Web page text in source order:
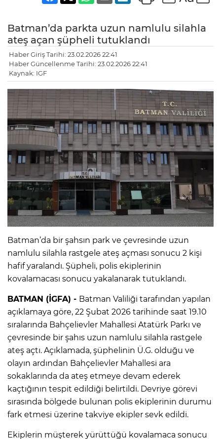
Batman’da parkta uzun namlulu silahla
ateş açan şüpheli tutuklandı
Haber Giriş Tarihi: 23.02.2026 22:41
Haber Güncellenme Tarihi: 23.02.2026 22:41
Kaynak: IGF
Batman’da bir şahsın park ve çevresinde uzun
namlulu silahla rastgele ateş açması sonucu 2 kişi
hafif yaralandı. Şüpheli, polis ekiplerinin
kovalamacası sonucu yakalanarak tutuklandı.
BATMAN (İGFA) - Batman Valiliği tarafından yapılan
açıklamaya göre, 22 Şubat 2026 tarihinde saat 19.10
sıralarında Bahçelievler Mahallesi Atatürk Parkı ve
çevresinde bir şahıs uzun namlulu silahla rastgele
ateş açtı. Açıklamada, şüphelinin Ü.G. olduğu ve
olayın ardından Bahçelievler Mahallesi ara
sokaklarında da ateş etmeye devam ederek
kaçtığının tespit edildiği belirtildi. Devriye görevi
sırasında bölgede bulunan polis ekiplerinin durumu
fark etmesi üzerine takviye ekipler sevk edildi.
Ekiplerin müşterek yürüttüğü kovalamaca sonucu